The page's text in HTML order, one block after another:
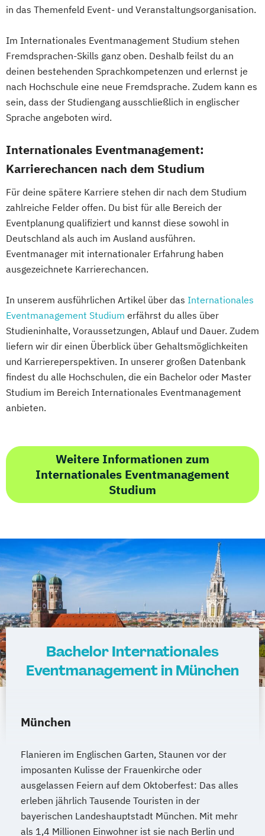
in das Themenfeld Event- und Veranstaltungsorganisation.
Im Internationales Eventmanagement Studium stehen
Fremdsprachen-Skills ganz oben. Deshalb feilst du an
deinen bestehenden Sprachkompetenzen und erlernst je
nach Hochschule eine neue Fremdsprache. Zudem kann es
sein, dass der Studiengang ausschließlich in englischer
Sprache angeboten wird.
Internationales Eventmanagement:
Karrierechancen nach dem Studium
Für deine spätere Karriere stehen dir nach dem Studium
zahlreiche Felder offen. Du bist für alle Bereich der
Eventplanung qualifiziert und kannst diese sowohl in
Deutschland als auch im Ausland ausführen.
Eventmanager mit internationaler Erfahrung haben
ausgezeichnete Karrierechancen.
In unserem ausführlichen Artikel über das Internationales
Eventmanagement Studium erfährst du alles über
Studieninhalte, Voraussetzungen, Ablauf und Dauer. Zudem
liefern wir dir einen Überblick über Gehaltsmöglichkeiten
und Karriereperspektiven. In unserer großen Datenbank
findest du alle Hochschulen, die ein Bachelor oder Master
Studium im Bereich Internationales Eventmanagement
anbieten.
Weitere Informationen zum
Internationales Eventmanagement
Studium
Bachelor Internationales
Eventmanagement in München
München
Flanieren im Englischen Garten, Staunen vor der
imposanten Kulisse der Frauenkirche oder
ausgelassen Feiern auf dem Oktoberfest: Das alles
erleben jährlich Tausende Touristen in der
bayerischen Landeshauptstadt München. Mit mehr
als 1,4 Millionen Einwohner ist sie nach Berlin und